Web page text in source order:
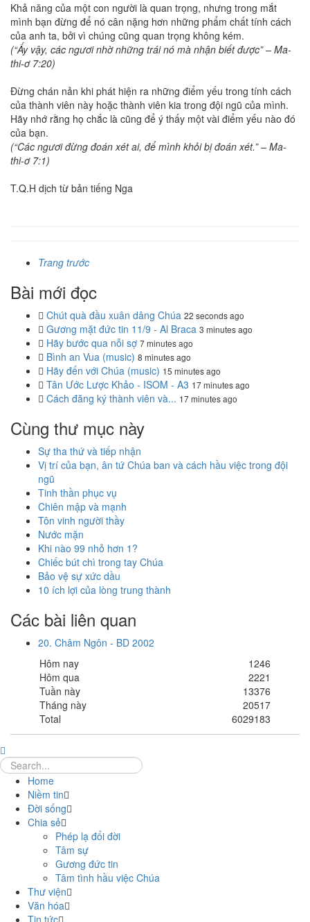
Khả năng của một con người là quan trọng, nhưng trong mắt
mình bạn đừng để nó cân nặng hơn những phẩm chất tính cách
của anh ta, bởi vì chúng cũng quan trọng không kém.
(“Ấy vậy, các ngươi nhờ những trái nó mà nhận biết được” – Ma-
thi-ơ 7:20)
Đừng chán nản khi phát hiện ra những điểm yếu trong tính cách
của thành viên này hoặc thành viên kia trong đội ngũ của mình.
Hãy nhớ rằng họ chắc là cũng để ý thấy một vài điểm yếu nào đó
của bạn.
(“Các ngươi đừng đoán xét ai, để mình khỏi bị đoán xét.” – Ma-
thi-ơ 7:1)
T.Q.H dịch từ bản tiếng Nga
Trang trước
Bài mới đọc
Chút quà đầu xuân dâng Chúa 22 seconds ago
Gương mặt đức tin 11/9 - Al Braca 3 minutes ago
Hãy bước qua nỗi sợ 7 minutes ago
Bình an Vua (music) 8 minutes ago
Hãy đến với Chúa (music) 15 minutes ago
Tân Ước Lược Khảo - ISOM - A3 17 minutes ago
Cách đăng ký thành viên và... 17 minutes ago
Cùng thư mục này
Sự tha thứ và tiếp nhận
Vị trí của bạn, ân tứ Chúa ban và cách hầu việc trong đội
ngũ
Tinh thần phục vụ
Chiên mập và mạnh
Tôn vinh người thầy
Nước mặn
Khi nào 99 nhỏ hơn 1?
Chiếc bút chì trong tay Chúa
Bảo vệ sự xức dầu
10 ích lợi của lòng trung thành
Các bài liên quan
20. Châm Ngôn - BD 2002
Hôm nay
1246
Hôm qua
2221
Tuần này
13376
Tháng này
20517
Total
6029183
Home
Niềm tin
Đời sống
Chia sẻ
Phép lạ đổi đời
Tâm sự
Gương đức tin
Tâm tình hầu việc Chúa
Thư viện
Văn hóa
Tin tức